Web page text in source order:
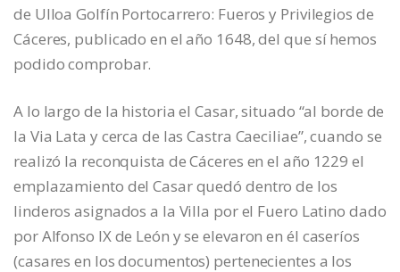
de Ulloa Golfín Portocarrero: Fueros y Privilegios de
Cáceres, publicado en el año 1648, del que sí hemos
podido comprobar.
A lo largo de la historia el Casar, situado “al borde de
la Via Lata y cerca de las Castra Caeciliae”, cuando se
realizó la reconquista de Cáceres en el año 1229 el
emplazamiento del Casar quedó dentro de los
linderos asignados a la Villa por el Fuero Latino dado
por Alfonso IX de León y se elevaron en él caseríos
(casares en los documentos) pertenecientes a los